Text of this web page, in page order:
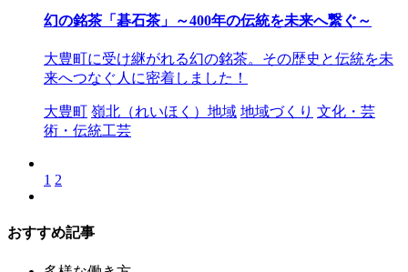
幻の銘茶「碁石茶」～400年の伝統を未来へ繋ぐ～
大豊町に受け継がれる幻の銘茶。その歴史と伝統を未
来へつなぐ人に密着しました！
大豊町 嶺北（れいほく）地域 地域づくり 文化・芸
術・伝統工芸
1 2
おすすめ記事